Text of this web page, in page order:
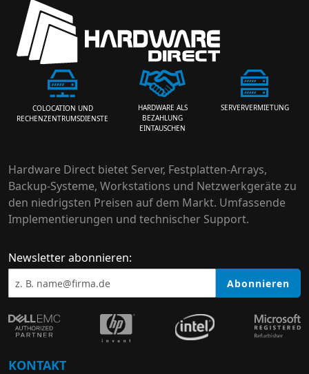
COLOCATION UND
RECHENZENTRUMSDIENSTE
HARDWARE ALS
BEZAHLUNG
EINTAUSCHEN
SERVERVERMIETUNG
Hardware Direct bietet Server, Festplatten-Arrays,
Backup-Systeme, Workstations und Netzwerkgeräte zu
den niedrigsten Preisen auf dem Markt. Umfassende
Implementierungen und technischer Support.
Newsletter abonnieren:
Abonnieren
KONTAKT